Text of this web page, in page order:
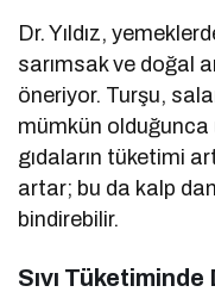
Dr. Yıldız,
sarımsak ve doğal
öneriyor. Turşu,
mümkün olduğunca
gıdaların tüketimi
artar; bu da kalp
bindirebilir.
Sıvı